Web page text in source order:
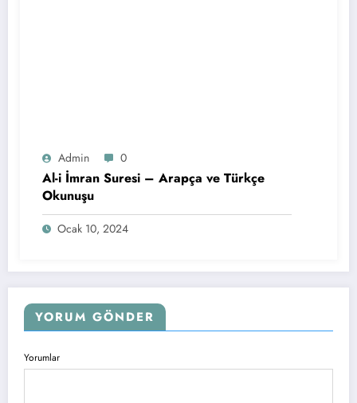
Admin 0
Al-i İmran Suresi – Arapça ve Türkçe
Okunuşu
Ocak 10, 2024
YORUM GÖNDER
Yorumlar